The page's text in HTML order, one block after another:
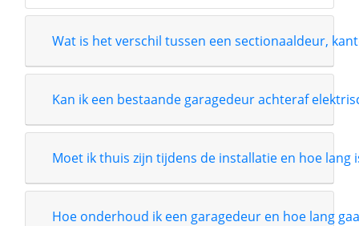
Wat is het verschil tussen een sectionaaldeur,
Kan ik een bestaande garagedeur achteraf
Moet ik thuis zijn tijdens de installatie en hoe lang
Hoe onderhoud ik een garagedeur en hoe lang